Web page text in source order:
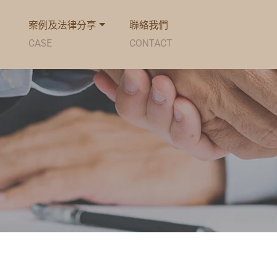
案例及法律分享
CASE
聯絡我們
CONTACT